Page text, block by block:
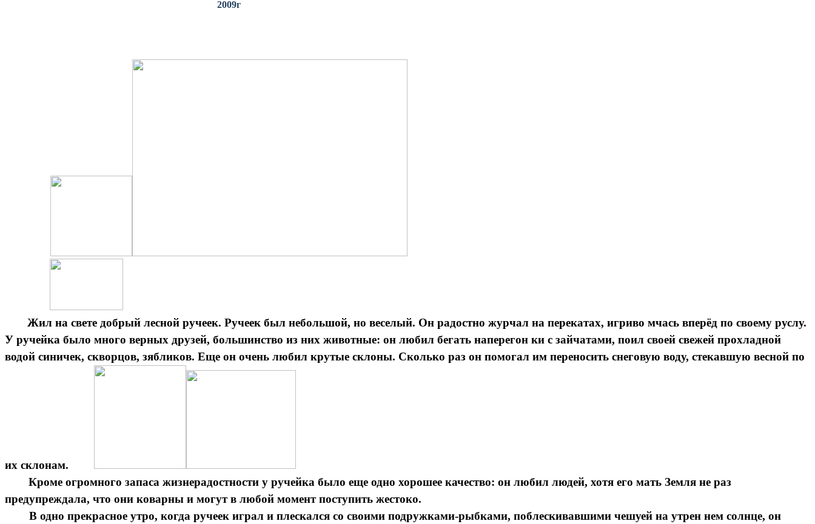
2009г
Жил на свете добрый лесной ручеек. Ручеек был небольшой, но веселый. Он радостно журчал на перекатах, игриво мчась вперёд по своему руслу.
У ручейка было много верных друзей, большинство из них животные: он любил бегать наперегон ки с зайчатами, поил своей свежей прохладной
водой синичек, скворцов, зябликов. Еще он очень любил крутые склоны. Сколько раз он помогал им переносить снеговую воду, стекавшую весной по
их склонам.
Кроме огромного запаса жизнерадостности у ручейка было еще одно хорошее качество: он любил людей, хотя его мать Земля не раз
предупреждала, что они коварны и могут в любой момент поступить жестоко.
В одно прекрасное утро, когда ручеек играл и плескался со своими подружками-рыбками, поблескивавшими чешуей на утрен нем солнце, он